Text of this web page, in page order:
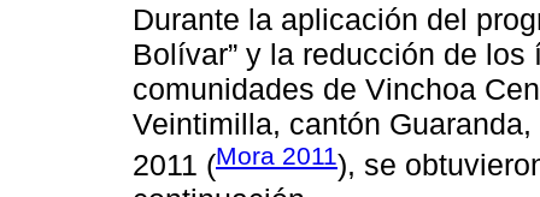
Durante la aplicación del
Bolívar” y la reducción de
comunidades de Vinchoa
Veintimilla, cantón
2011 (Mora 2011), se